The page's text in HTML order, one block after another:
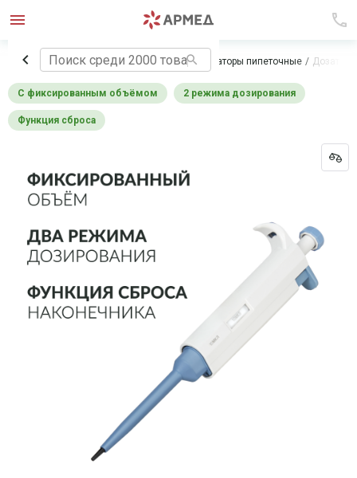
Главная Лабораторное оборудование Дозаторы пипеточные Дозатор
с фиксированным объёмом 2 режима дозирования
функция сброса